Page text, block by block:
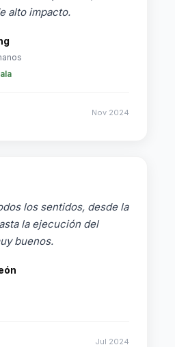
alto impacto.
Nov 2024
los sentidos, desde la
la ejecución del
buenos.
Jul 2024